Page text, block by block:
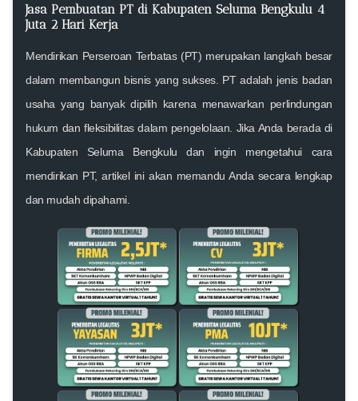
Jasa Pembuatan PT di Kabupaten Seluma Bengkulu 4
Juta 2 Hari Kerja
Mendirikan Perseroan Terbatas (PT) merupakan langkah besar
dalam membangun bisnis yang sukses. PT adalah jenis badan
usaha yang banyak dipilih karena menawarkan perlindungan
hukum dan fleksibilitas dalam pengelolaan. Jika Anda berada di
Kabupaten Seluma Bengkulu dan ingin mengetahui cara
mendirikan PT, artikel ini akan memandu Anda secara lengkap
dan mudah dipahami.